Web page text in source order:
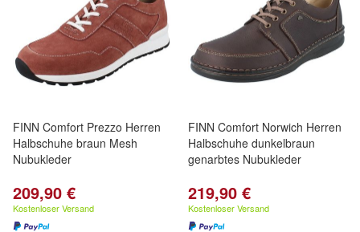
FINN Comfort Prezzo Herren
Halbschuhe braun Mesh
Nubukleder
209,90 €
Kostenloser Versand
FINN Comfort Norwich Herren
Halbschuhe dunkelbraun
genarbtes Nubukleder
219,90 €
Kostenloser Versand